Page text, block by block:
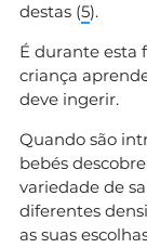
destas (5).
É durante esta
criança
deve ingerir.
Quando são
bebés
variedade de
diferentes
as suas